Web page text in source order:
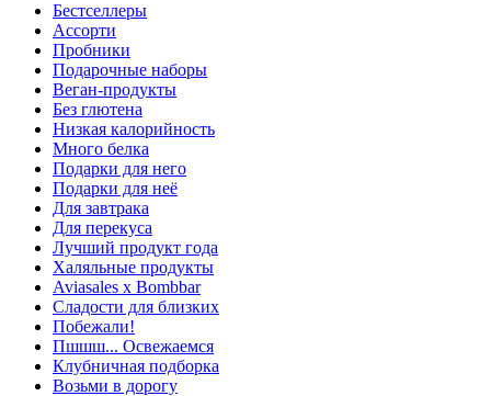
Бестселлеры
Ассорти
Пробники
Подарочные наборы
Веган-продукты
Без глютена
Низкая калорийность
Много белка
Подарки для него
Подарки для неё
Для завтрака
Для перекуса
Лучший продукт года
Халяльные продукты
Aviasales x Bombbar
Сладости для близких
Побежали!
Пшшш... Освежаемся
Клубничная подборка
Возьми в дорогу